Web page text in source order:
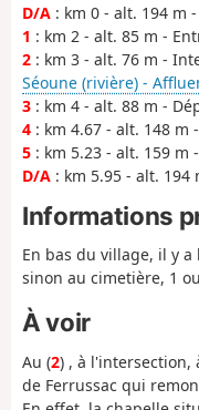
D/A : km 0 - alt. 194 m
1 : km 2 - alt. 85 m -
2 : km 3 - alt. 76 m -
Séoune (rivière) -
3 : km 4 - alt. 88 m -
4 : km 4.67 - alt. 148
5 : km 5.23 - alt. 159
D/A : km 5.95 - alt. 194
Informations
En bas du village, il y
sinon au cimetière, 1
À voir
Au (2) , à l'intersection,
de Ferrussac qui